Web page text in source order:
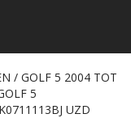
/ GOLF 5 2004 TOT
5
UZD